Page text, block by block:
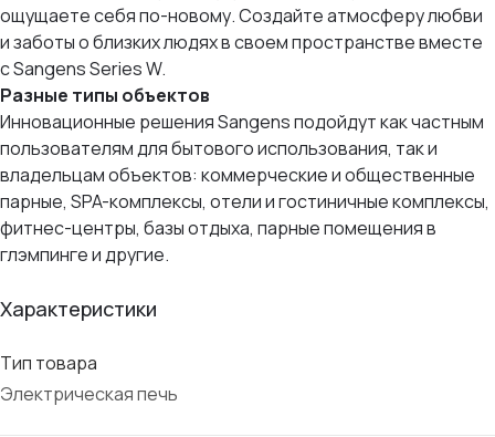
ощущаете себя по-новому. Создайте атмосферу любви
и заботы о близких людях в своем пространстве вместе
с Sangens Series W.
Разные типы объектов
Инновационные решения Sangens подойдут как частным
пользователям для бытового использования, так и
владельцам объектов: коммерческие и общественные
парные, SPA-комплексы, отели и гостиничные комплексы,
фитнес-центры, базы отдыха, парные помещения в
глэмпинге и другие.
Характеристики
Тип товара
Электрическая печь